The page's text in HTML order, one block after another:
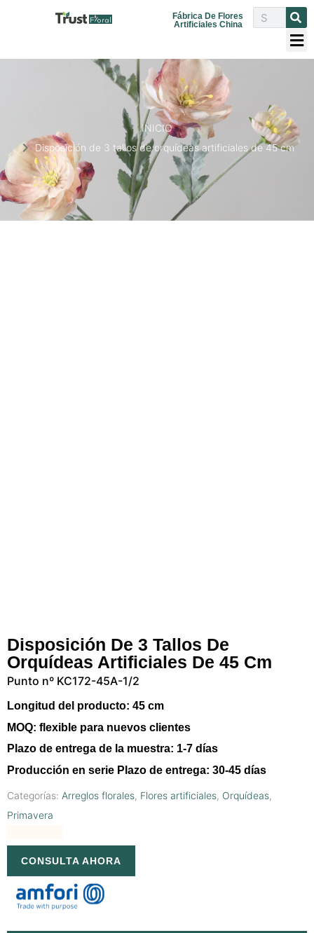
Fábrica De Flores
Artificiales China
INICIO
Disposición de 3 tallos de orquídeas artificiales de 45 cm
Disposición De 3 Tallos De
Orquídeas Artificiales De 45 Cm
Punto nº KC172-45A-1/2
Longitud del producto: 45 cm
MOQ: flexible para nuevos clientes
Plazo de entrega de la muestra: 1-7 días
Producción en serie Plazo de entrega: 30-45 días
Categorías: Arreglos florales, Flores artificiales, Orquídeas,
Primavera
CONSULTA AHORA